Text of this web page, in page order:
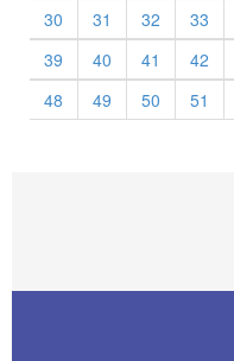
30
31 32 33
39
40 41 42
48
49 50 51